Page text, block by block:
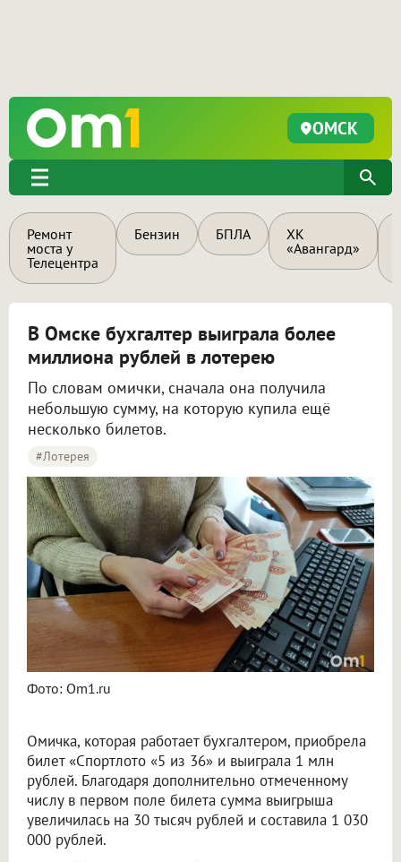
ОМСК
Ремонт
моста у
Телецентра
Бензин БПЛА
ХК
«Авангард»
В Омске бухгалтер выиграла более
миллиона рублей в лотерею
По словам омички, сначала она получила
небольшую сумму, на которую купила ещё
несколько билетов.
#лотерея
Фото: Om1.ru
Омичка, которая работает бухгалтером, приобрела
билет «Спортлото «5 из 36» и выиграла 1 млн
рублей. Благодаря дополнительно отмеченному
числу в первом поле билета сумма выигрыша
увеличилась на 30 тысяч рублей и составила 1 030
000 рублей.